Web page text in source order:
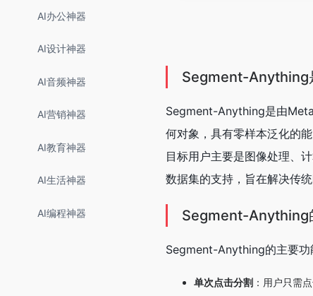
AI办公神器
AI设计神器
AI音频神器
AI营销神器
AI教育神器
AI生活神器
AI编程神器
Segment-Anything
Segment-Anything是由
何对象，具有零样本泛化的
目标用户主要是图像处理、
数据集的支持，旨在解决传
Segment-Anything
Segment-Anything的主要功
单次点击分割 ：用户只需